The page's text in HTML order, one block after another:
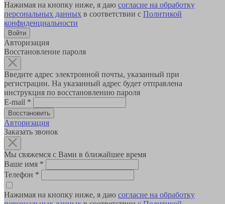
Нажимая на кнопку ниже, я даю согласие на обработку
персональных данных в соответствии с Политикой
конфиденциальности
Авторизация
Восстановление пароля
Введите адрес электронной почты, указанный при
регистрации. На указанный адрес будет отправлена
инструкция по восстановлению пароля
E-mail *
Авторизация
Заказать звонок
Мы свяжемся с Вами в ближайшее время
Ваше имя *
Телефон *
Нажимая на кнопку ниже, я даю согласие на обработку